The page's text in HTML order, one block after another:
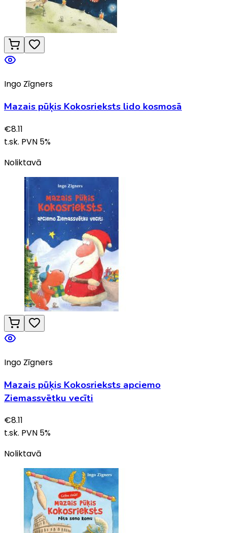
Ingo Zīgners
Mazais pūķis Kokosrieksts lido kosmosā
€8.11
t.sk. PVN 5%
Noliktavā
Ingo Zīgners
Mazais pūķis Kokosrieksts apciemo
Ziemassvētku vecīti
€8.11
t.sk. PVN 5%
Noliktavā